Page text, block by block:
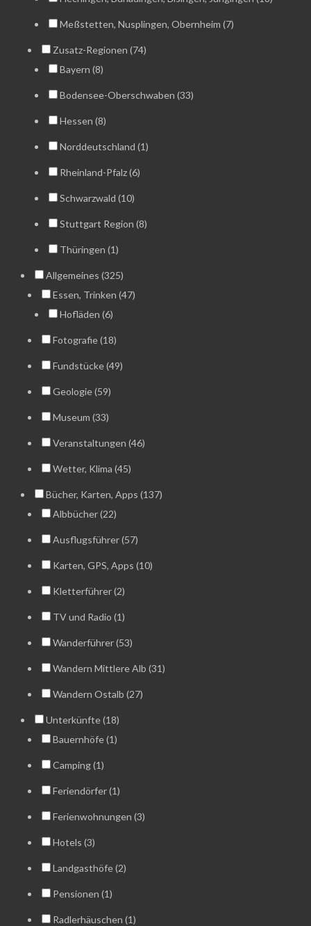
Meßstetten, Nusplingen, Obernheim (7)
Zusatz-Regionen (74)
Bayern (8)
Bodensee-Oberschwaben (33)
Hessen (8)
Norddeutschland (1)
Rheinland-Pfalz (6)
Schwarzwald (10)
Stuttgart Region (8)
Thüringen (1)
Allgemeines (325)
Essen, Trinken (47)
Hofläden (6)
Fotografie (18)
Fundstücke (49)
Geologie (59)
Museum (33)
Veranstaltungen (46)
Wetter, Klima (45)
Bücher, Karten, Apps (137)
Albbücher (22)
Ausflugsführer (57)
Karten, GPS, Apps (10)
Kletterführer (2)
TV und Radio (1)
Wanderführer (53)
Wandern Mittlere Alb (31)
Wandern Ostalb (27)
Unterkünfte (18)
Bauernhöfe (1)
Camping (1)
Feriendörfer (1)
Ferienwohnungen (3)
Hotels (3)
Landgasthöfe (2)
Pensionen (1)
Radlerhäuschen (1)